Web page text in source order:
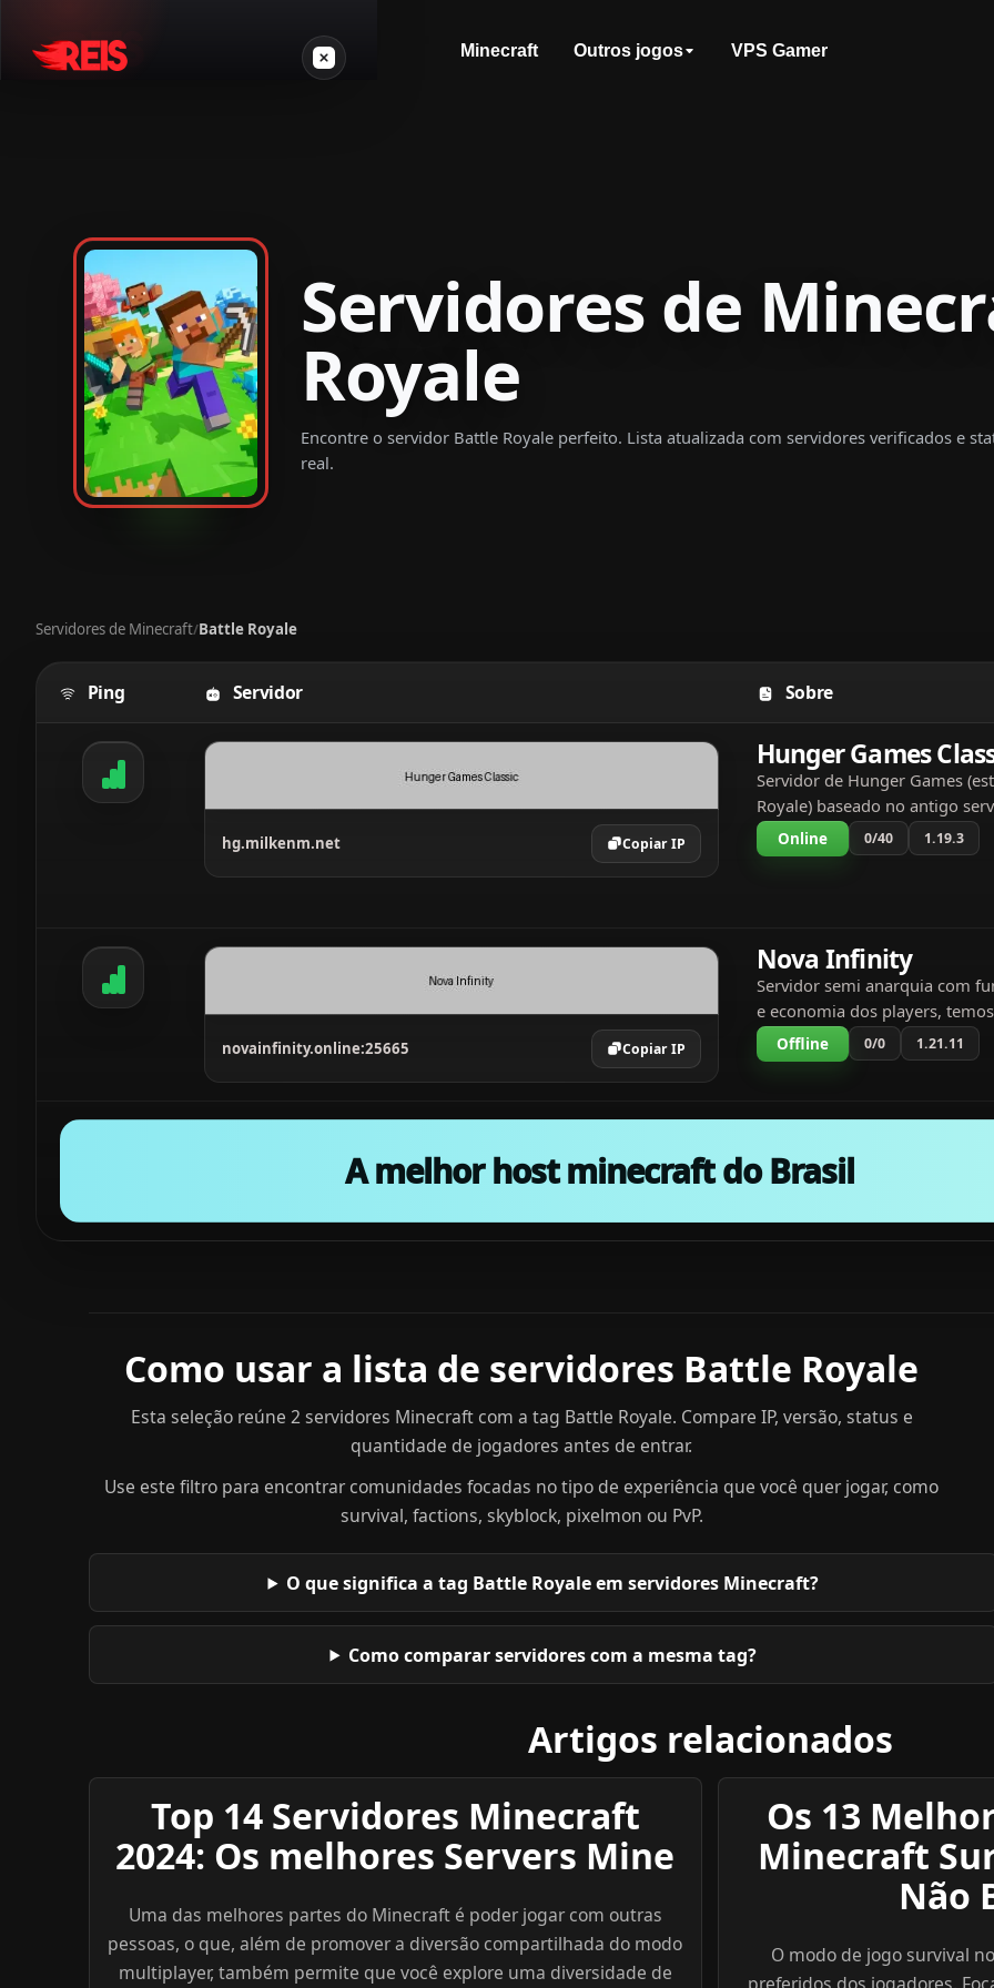
Minecraft Outros jogos VPS Gamer
VPS Gamer
Login
Crie seu servidor
Servidores de
Royale
Encontre o servidor Battle Royale perfeito. Lista atualizada com servidores verificados e
real.
Servidores de Minecraft/Battle Royale
Tabela com servidores Minecraft, mostrando rank, servidor, resumo e tags
Ping Servidor Sobre
hg.milkenm.net Copiar IP
Hunger Games
Servidor de Hunger Games
Royale) baseado no antigo
Hungergames da 1.5.2. O
bastastes semelhanas a esse
Online 0/40 1.19.3
novainfinity.online:25665 Copiar IP
Nova Infinity
Servidor semi anarquia com
e economia dos players,
grande contato com opinioes e
da nossa comunidade,
Offline 0/0 1.21.11
A melhor host minecraft do Brasil
Como usar a lista de servidores Battle Royale
Esta seleção reúne 2 servidores Minecraft com a tag Battle Royale. Compare IP, versão, status e
quantidade de jogadores antes de entrar.
Use este filtro para encontrar comunidades focadas no tipo de experiência que você quer jogar, como
survival, factions, skyblock, pixelmon ou PvP.
O que significa a tag Battle Royale em servidores Minecraft?
Como comparar servidores com a mesma tag?
Artigos relacionados
Top 14 Servidores Minecraft
2024: Os melhores Servers Mine
Uma das melhores partes do Minecraft é poder jogar com outras
pessoas, o que, além de promover a diversão compartilhada do modo
multiplayer, também permite que você explore uma diversidade de
Os 13
Minecraft
Não
O modo de jogo survival